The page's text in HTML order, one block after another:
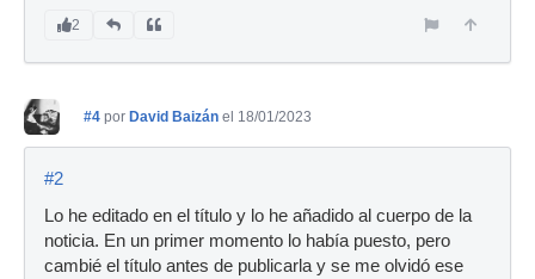
2
#4 por David Baizán el 18/01/2023
#2
Lo he editado en el título y lo he añadido al cuerpo de la
noticia. En un primer momento lo había puesto, pero
cambié el título antes de publicarla y se me olvidó ese